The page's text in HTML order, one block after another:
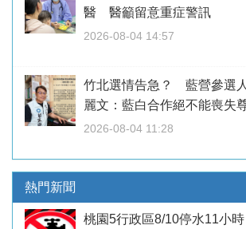
醫 醫籲留意重症警訊
2026-08-04 14:57
竹北選情告急？ 藍營參選
麗文：藍白合作絕不能喪失
2026-08-04 11:28
熱門新聞
桃園5行政區8/10停水11小